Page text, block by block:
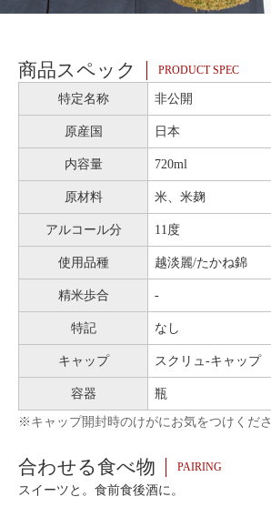
商品スペック PRODUCT SPEC
特定名称 非公開
原産国 日本
内容量 720ml
原材料 米、米麹
アルコール分 11度
使用品種 越淡麗/たかね錦
精米歩合 -
特記 なし
キャップ スクリュ-キャップ
容器 瓶
※キャップ開封時のけがにお気をつけくださ
合わせる食べ物 PAIRING
スイーツと。食前食後酒に。